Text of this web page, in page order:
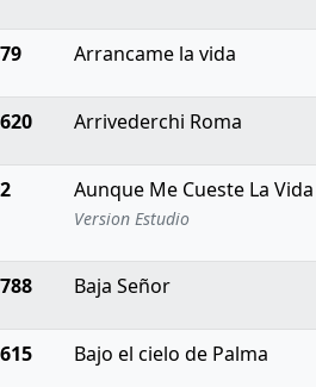
Arrancame la vida
Arrivederchi Roma
Aunque Me Cueste La Vida
Version Estudio
Baja Señor
Bajo el cielo de Palma